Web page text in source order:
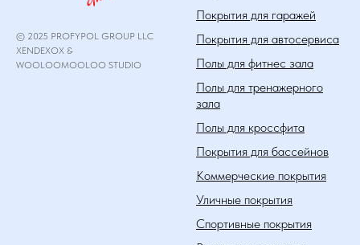
© 2025 PROFYPOL GROUP LLC
XENDEXOX &
WOOLOOMOOLOO STUDIO
Покрытия для гаражей
Покрытия для автосервиса
Полы для фитнес зала
Полы для тренажерного
зала
Полы для кроссфита
Покрытия для бассейнов
Коммерческие покрытия
Уличные покрытия
Спортивные покрытия